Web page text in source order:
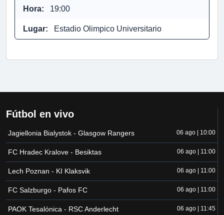
Hora: 19:00
Lugar: Estadio Olimpico Universitario
Fútbol en vivo
Jagiellonia Bialystok - Glasgow Rangers 06 ago | 10:00
FC Hradec Kralove - Besiktas 06 ago | 11:00
Lech Poznan - KI Klaksvik 06 ago | 11:00
FC Salzburgo - Pafos FC 06 ago | 11:00
PAOK Tesalónica - RSC Anderlecht 06 ago | 11:45